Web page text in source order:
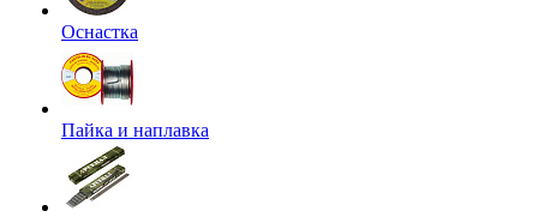
Оснастка
Пайка и наплавка